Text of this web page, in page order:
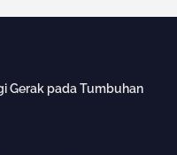
Gerak pada Tumbuhan